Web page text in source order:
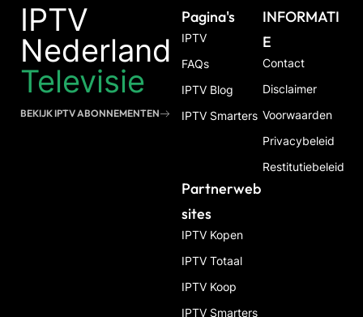
IPTV
Nederland
Televisie
BEKIJK IPTV ABONNEMENTEN
Pagina's
IPTV
FAQs
IPTV Blog
IPTV Smarters
INFORMATI
E
Contact
Disclaimer
Voorwaarden
Privacybeleid
Restitutiebeleid
Partnerweb
Sites
IPTV Kopen
IPTV Totaal
IPTV Koop
IPTV Smarters